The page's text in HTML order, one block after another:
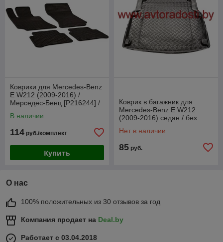
Коврики для Mercedes-Benz
E W212 (2009-2016) /
Мерседес-Бенц [P216244] /
В наличии
114 руб./комплект
Купить
Коврик в багажник для
Mercedes-Benz E W212
(2009-2016) седан / без
PE)
Нет в наличии
85 руб.
О нас
100% положительных из 30 отзывов за год
Компания продает на Deal.by
Работает с 03.04.2018